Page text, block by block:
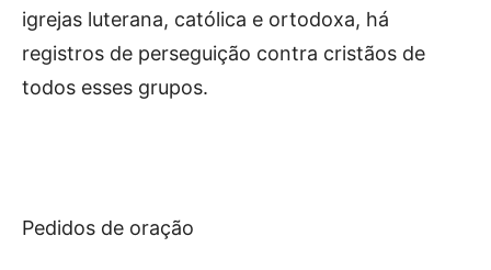
igrejas luterana, católica e ortodoxa, há
registros de perseguição contra cristãos de
todos esses grupos.
Pedidos de oração